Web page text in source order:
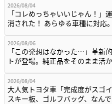
2026/08/04
「コレめっちゃいいじゃん！」
消された！ あらゆる車種に対応
2026/08/06
「この発想はなかった…」革新
トが登場。純正品をそのまま活
2026/08/04
大人気トヨタ車「完成度がスゴ
スキー板、ゴルフバッグ、なん